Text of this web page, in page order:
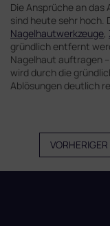
Die Ansprüche an das
sind heute sehr hoch.
Nagelhautwerkzeuge,
gründlich entfernt
Nagelhaut auftragen
wird durch die
Ablösungen deutlich